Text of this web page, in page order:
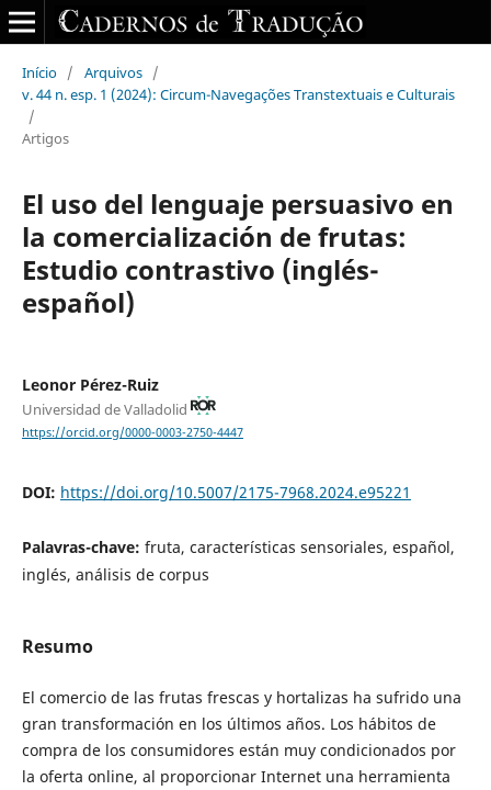
Início / Arquivos /
v. 44 n. esp. 1 (2024): Circum-Navegações Transtextuais e Culturais
/
Artigos
El uso del lenguaje persuasivo en
la comercialización de frutas:
Estudio contrastivo (inglés-
español)
Leonor Pérez-Ruiz
Universidad de Valladolid
https://orcid.org/0000-0003-2750-4447
DOI: https://doi.org/10.5007/2175-7968.2024.e95221
Palavras-chave: fruta, características sensoriales, español,
inglés, análisis de corpus
Resumo
El comercio de las frutas frescas y hortalizas ha sufrido una
gran transformación en los últimos años. Los hábitos de
compra de los consumidores están muy condicionados por
la oferta online, al proporcionar Internet una herramienta